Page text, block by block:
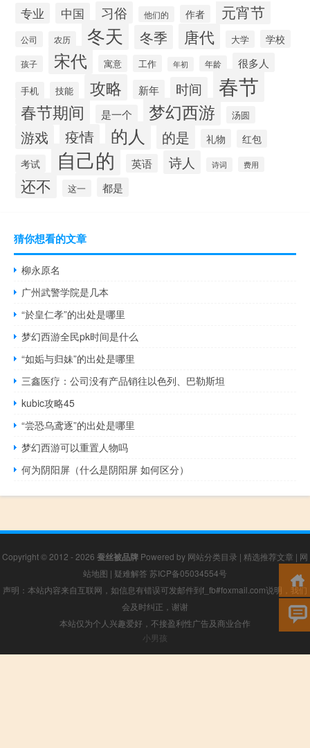
专业 中国 习俗 他们的 作者 元宵节
公司 农历 冬天 冬季 唐代 大学 学校
孩子 宋代 寓意 工作 年初 年龄 很多人
手机 技能 攻略 新年 时间 春节
春节期间 是一个 梦幻西游 汤圆
游戏 疫情 的人 的是 礼物
红包
考试
自己的 英语 诗人 诗词 费用
还不 这一 都是
猜你想看的文章
柳永原名
广州武警学院是几本
“於皇仁孝”的出处是哪里
梦幻西游全民pk时间是什么
“如姤与归妹”的出处是哪里
三鑫医疗：公司没有产品销往以色列、巴勒斯坦
kubic攻略45
“尝恐乌鸢逐”的出处是哪里
梦幻西游可以重置人物吗
何为阴阳屏（什么是阴阳屏 如何区分）
Copyright © 2012 - 2026 蚕丝被品牌 Powered by 网站分类目录 | 精选推荐文章 | 网
站地图 | 疑难解答 苏ICP备05034554号
声明：本站内容来自互联网，如信息有错误可发邮件到f_fb#foxmail.com说明，我们
会及时纠正，谢谢
本站仅为个人兴趣爱好，不接盈利性广告及商业合作
小男孩